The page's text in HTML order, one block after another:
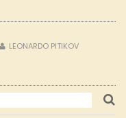
LEONARDO PITIKOV